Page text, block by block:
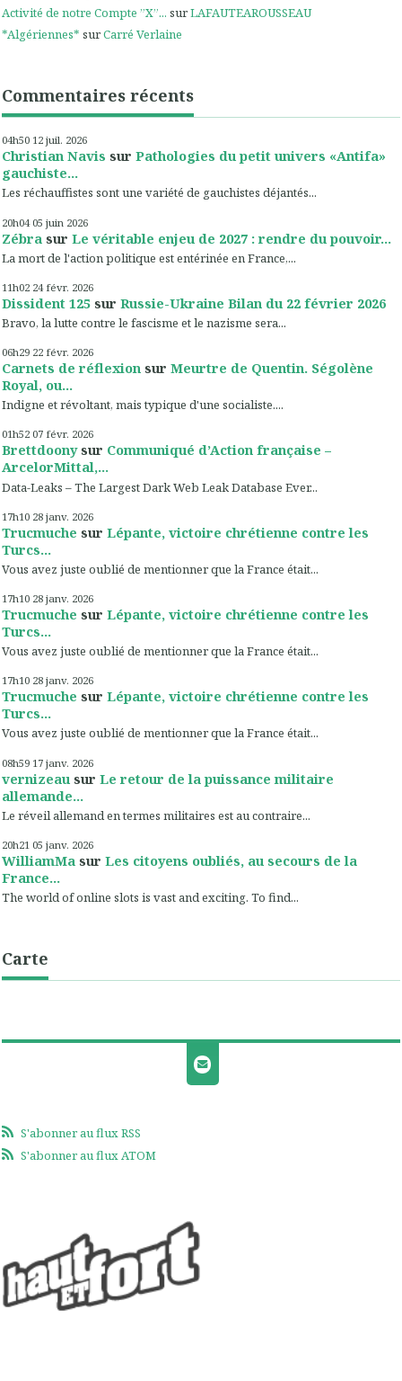
Activité de notre Compte ”X”... surLAFAUTEAROUSSEAU
*Algériennes* surCarré Verlaine
Commentaires récents
04h50 12 juil. 2026
Christian Navis sur Pathologies du petit univers «Antifa»
gauchiste...
Les réchauffistes sont une variété de gauchistes déjantés...
20h04 05 juin 2026
Zébra sur Le véritable enjeu de 2027 : rendre du pouvoir...
La mort de l'action politique est entérinée en France,...
11h02 24 févr. 2026
Dissident 125 sur Russie-Ukraine Bilan du 22 février 2026
Bravo, la lutte contre le fascisme et le nazisme sera...
06h29 22 févr. 2026
Carnets de réflexion sur Meurtre de Quentin. Ségolène
Royal, ou...
Indigne et révoltant, mais typique d'une socialiste....
01h52 07 févr. 2026
Brettdoonysur Communiqué d’Action française –
ArcelorMittal,...
Data-Leaks – The Largest Dark Web Leak Database Ever...
17h10 28 janv. 2026
Trucmuche sur Lépante, victoire chrétienne contre les
Turcs...
Vous avez juste oublié de mentionner que la France était...
17h10 28 janv. 2026
Trucmuche sur Lépante, victoire chrétienne contre les
Turcs...
Vous avez juste oublié de mentionner que la France était...
17h10 28 janv. 2026
Trucmuche sur Lépante, victoire chrétienne contre les
Turcs...
Vous avez juste oublié de mentionner que la France était...
08h59 17 janv. 2026
vernizeau sur Le retour de la puissance militaire
allemande...
Le réveil allemand en termes militaires est au contraire...
20h21 05 janv. 2026
WilliamMa sur Les citoyens oubliés, au secours de la
France...
The world of online slots is vast and exciting. To find...
Carte
S'abonner au flux RSS
S'abonner au flux ATOM